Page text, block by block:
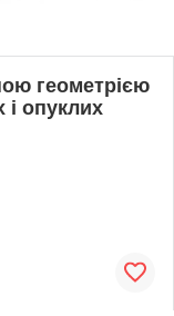
геометрією
і опуклих